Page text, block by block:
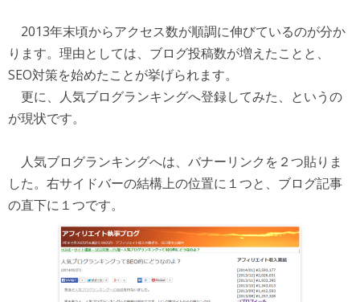
2013年末頃からアクセス数が順調に伸びているのが分か
ります。理由としては、ブログ投稿数が増えたことと、
SEO対策を始めたことが挙げられます。
更に、人気ブログランキングへ登録してみた、というの
が現状です。
人気ブログランキングへは、バナーリンクを２つ貼りま
した。右サイドバーの結構上の位置に１つと、ブログ記事
の直下に１つです。